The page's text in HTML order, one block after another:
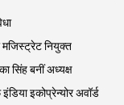
मजिस्ट्रेट नियुक्त
सिंह बनीं अध्यक्ष
इकोप्रेन्योर अवॉर्ड